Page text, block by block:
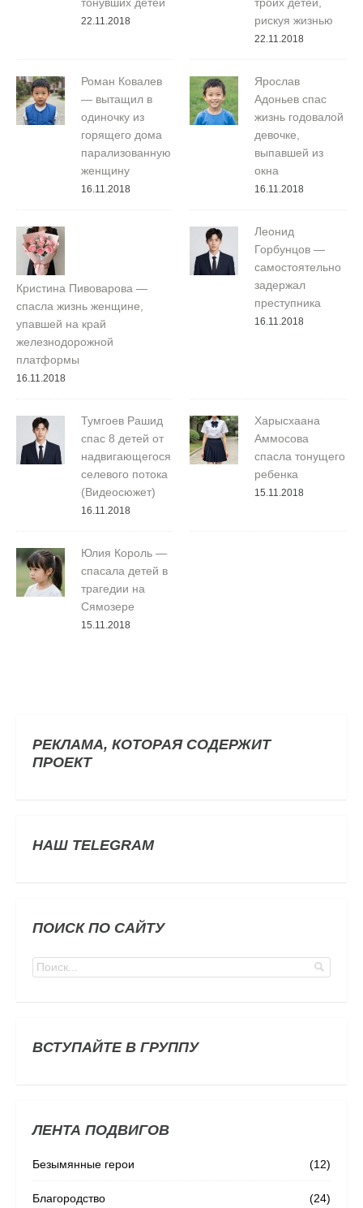
22.11.2018
рискуя жизнью
22.11.2018
Роман Ковалев
— вытащил в
одиночку из
горящего дома
парализованную
женщину
16.11.2018
Ярослав
Адоньев спас
жизнь годовалой
девочке,
выпавшей из
окна
16.11.2018
Кристина Пивоварова —
спасла жизнь женщине,
упавшей на край
железнодорожной
платформы
16.11.2018
Леонид
Горбунцов —
самостоятельно
задержал
преступника
16.11.2018
Тумгоев Рашид
спас 8 детей от
надвигающегося
селевого потока
(Видеосюжет)
16.11.2018
Харысхаана
Аммосова
спасла тонущего
ребенка
15.11.2018
Юлия Король —
спасала детей в
трагедии на
Сямозере
15.11.2018
РЕКЛАМА, КОТОРАЯ СОДЕРЖИТ
ПРОЕКТ
НАШ TELEGRAM
ПОИСК ПО САЙТУ
ВСТУПАЙТЕ В ГРУППУ
ЛЕНТА ПОДВИГОВ
(12)
Безымянные герои
(24)
Благородство